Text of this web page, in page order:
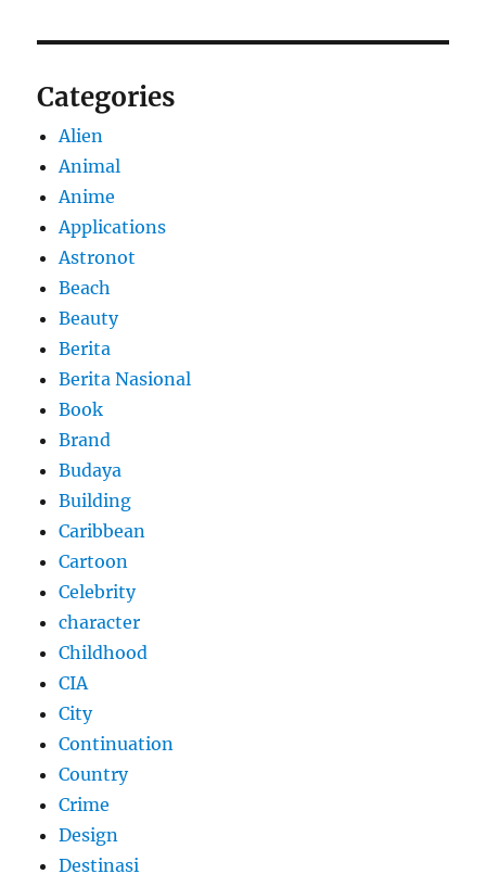
Categories
Alien
Animal
Anime
Applications
Astronot
Beach
Beauty
Berita
Berita Nasional
Book
Brand
Budaya
Building
Caribbean
Cartoon
Celebrity
character
Childhood
CIA
City
Continuation
Country
Crime
Design
Destinasi